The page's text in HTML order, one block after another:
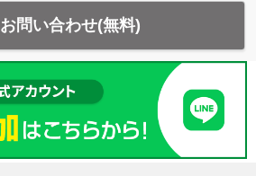
お問い合わせ(無料)